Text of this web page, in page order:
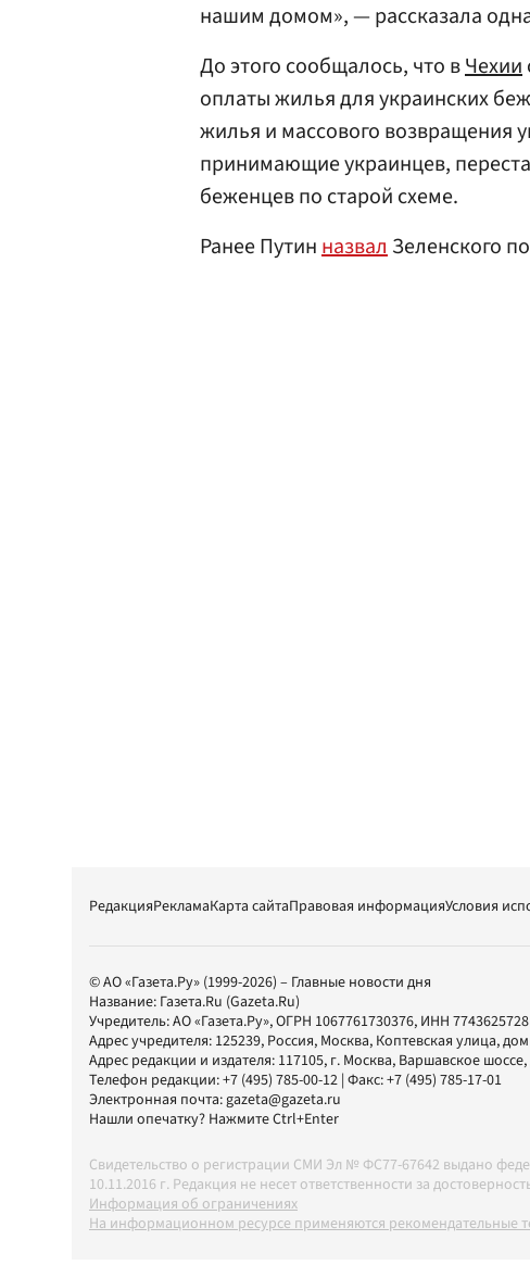
нашим домом», — рассказала
До этого сообщалось, что вЧехии
оплаты жилья для украинских
жилья и массового возвращения
принимающие украинцев,
беженцев по старой схеме.
Ранее ПутинназвалЗеленского
РедакцияРекламаКарта сайтаПравовая информацияУсловия
© АО «Газета.Ру» (1999-2026) – Главные новости дня
Название: Газета.Ru (Gazeta.Ru)
Учредитель:АО «Газета.Ру», ОГРН 1067761730376, ИНН 7743625728
Адрес учредителя: 125239, Россия, Москва, Коптевская улица,
Адрес редакции и издателя: 117105, г. Москва, Варшавское шоссе,
Телефон редакции:+7 (495) 785-00-12 | Факс:+7 (495) 785-17-01
Электронная почта:gazeta@gazeta.ru
Нашли опечатку? Нажмите Ctrl+Enter
Свидетельство о регистрации СМИ Эл № ФС77-67642 выдано
10.11.2016 г. Редакция не несет ответственности за
Информация об ограничениях
На информационном ресурсе применяются рекомендательные